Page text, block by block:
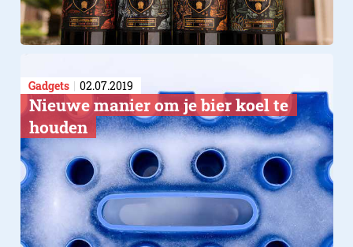
Gadgets 02.07.2019
Nieuwe manier om je bier koel te
houden